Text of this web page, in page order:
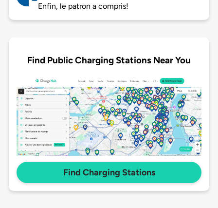
Enfin, le patron a compris!
Find Public Charging Stations Near You
Find Charging Stations